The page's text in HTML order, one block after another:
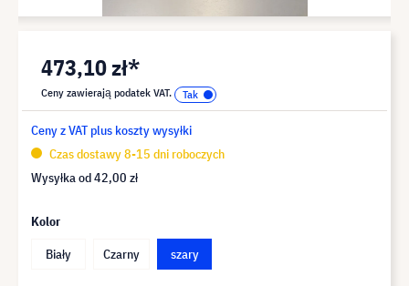
473,10 zł*
Ceny zawierają podatek VAT.
Ceny z VAT plus koszty wysyłki
Czas dostawy 8-15 dni roboczych
Wysyłka od42,00 zł
Kolor
Biały
Czarny szary